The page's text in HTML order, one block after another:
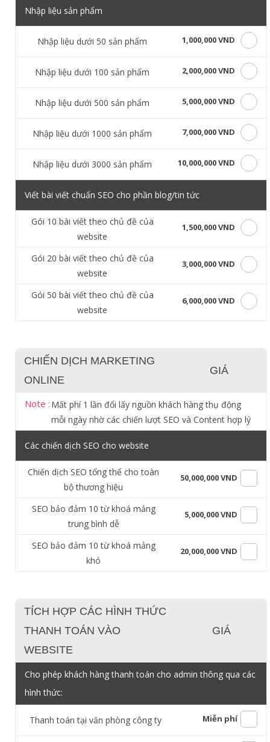
Nhập liệu sản phẩm
Nhập liệu dưới 50 sản phẩm 1,000,000 VND
Nhập liệu dưới 100 sản phẩm 2,000,000 VND
Nhập liệu dưới 500 sản phẩm 5,000,000 VND
Nhập liệu dưới 1000 sản phẩm 7,000,000 VND
Nhập liệu dưới 3000 sản phẩm 10,000,000 VND
Viết bài viết chuẩn SEO cho phần blog/tin tức
Gói 10 bài viết theo chủ đề của
website
1,500,000 VND
Gói 20 bài viết theo chủ đề của
website
3,000,000 VND
Gói 50 bài viết theo chủ đề của
website
6,000,000 VND
CHIẾN DỊCH MARKETING
ONLINE
GIÁ
Note : Mất phí 1 lần đổi lấy nguồn khách hàng thụ động
mỗi ngày nhờ các chiến lượt SEO và Content hợp lý
Các chiến dịch SEO cho website
Chiến dịch SEO tổng thể cho toàn
bộ thương hiệu
50,000,000 VND
SEO bảo đảm 10 từ khoá mảng
trung bình dễ
5,000,000 VND
SEO bảo đảm 10 từ khoá mảng
khó
20,000,000 VND
TÍCH HỢP CÁC HÌNH THỨC
THANH TOÁN VÀO
WEBSITE
GIÁ
Cho phép khách hàng thanh toán cho admin thông qua các
hình thức:
Thanh toán tại văn phòng công ty Miễn phí